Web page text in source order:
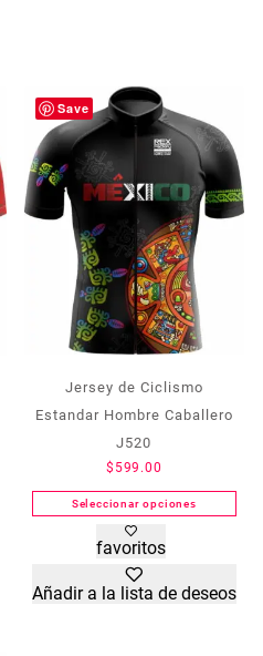
Save
Jersey de Ciclismo
Estandar Hombre Caballero
J520
$ 599.00
Seleccionar opciones
Este
producto
tiene
múltiples
favoritos
Añadir a la lista de deseos